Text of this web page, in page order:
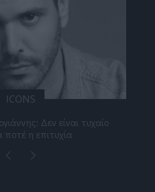
ICONS
Δεν είναι τυχαίο
η επιτυχία